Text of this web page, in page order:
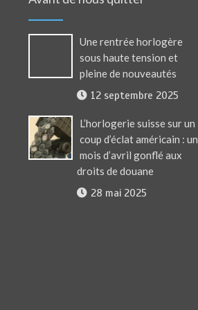
Une rentrée horlogère
sous haute tension et
pleine de nouveautés
12 septembre 2025
L’horlogerie suisse sur un
coup d’éclat américain : un
mois d’avril gonflé aux
droits de douane
28 mai 2025